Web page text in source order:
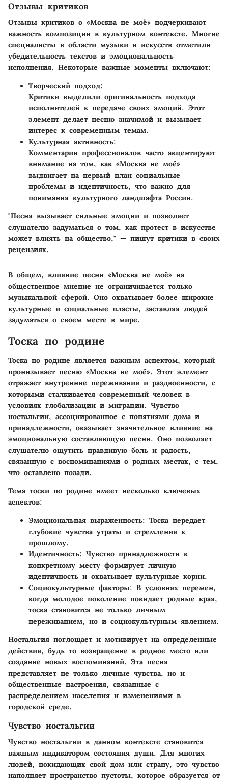
Отзывы критиков
Отзывы критиков о «Москва не моё» подчеркивают
важность композиции в культурном контексте. Многие
специалисты в области музыки и искусств отметили
убедительность текстов и эмоциональность
исполнения. Некоторые важные моменты включают:
Творческий подход:
Критики выделили оригинальность подхода
исполнителей к передаче своих эмоций. Этот
элемент делает песню значимой и вызывает
интерес к современным темам.
Культурная активность:
Комментарии профессионалов часто акцентируют
внимание на том, как «Москва не моё»
выдвигает на первый план социальные
проблемы и идентичность, что важно для
понимания культурного ландшафта России.
"Песня вызывает сильные эмоции и позволяет
слушателю задуматься о том, как протест в искусстве
может влиять на общество," — пишут критики в своих
рецензиях.
В общем, влияние песни «Москва не моё» на
общественное мнение не ограничивается только
музыкальной сферой. Оно охватывает более широкие
культурные и социальные пласты, заставляя людей
задуматься о своем месте в мире.
Тоска по родине
Тоска по родине является важным аспектом, который
пронизывает песню «Москва не моё». Этот элемент
отражает внутренние переживания и раздвоенности, с
которыми сталкивается современный человек в
условиях глобализации и миграции. Чувство
ностальгии, ассоциированное с понятиями дома и
принадлежности, оказывает значительное влияние на
эмоциональную составляющую песни. Оно позволяет
слушателю ощутить правдивую боль и радость,
связанную с воспоминаниями о родных местах, с тем,
что оставлено позади.
Тема тоски по родине имеет несколько ключевых
аспектов:
Эмоциональная выраженность: Тоска передает
глубокие чувства утраты и стремления к
прошлому.
Идентичность: Чувство принадлежности к
конкретному месту формирует личную
идентичность и охватывает культурные корни.
Социокультурные факторы: В условиях перемен,
когда молодое поколение покидает родные края,
тоска становится не только личным
переживанием, но и социокультурным явлением.
Ностальгия поглощает и мотивирует на определенные
действия, будь то возвращение в родное место или
создание новых воспоминаний. Эта песня
представляет не только личные чувства, но и
общественные настроения, связанные с
распределением населения и изменениями в
городской среде.
Чувство ностальгии
Чувство ностальгии в данном контексте становится
важным индикатором состояния души. Для многих
людей, покидающих свой дом или страну, это чувство
наполняет пространство пустоты, которое образуется от